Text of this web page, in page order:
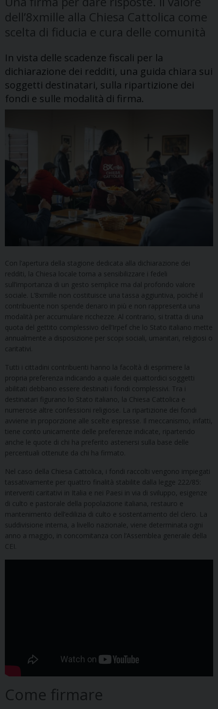
dell’8xmille alla Chiesa Cattolica come
scelta di fiducia e cura delle comunità
In vista delle scadenze fiscali per la
dichiarazione dei redditi, una guida chiara sui
soggetti destinatari, sulla ripartizione dei
fondi e sulle modalità di firma.
Con l’apertura della stagione dedicata alla dichiarazione dei
redditi, la Chiesa locale torna a sensibilizzare i fedeli
sull’importanza di un gesto semplice ma dal profondo valore
sociale. L’8xmille non costituisce una tassa aggiuntiva, poiché il
contribuente non spende denaro in più e non rappresenta una
modalità per accumulare ricchezze. Al contrario, si tratta di una
quota del gettito complessivo dell’Irpef che lo Stato italiano mette
annualmente a disposizione per scopi sociali, umanitari, religiosi o
caritativi.
Tutti i cittadini contribuenti hanno la facoltà di esprimere la
propria preferenza indicando a quale dei quattordici soggetti
abilitati debbano essere destinati i fondi complessivi. Tra i
destinatari figurano lo Stato italiano, la Chiesa Cattolica e
numerose altre confessioni religiose. La ripartizione dei fondi
avviene in proporzione alle scelte espresse. Il meccanismo, infatti,
tiene conto unicamente delle preferenze indicate, ripartendo
anche le quote di chi ha preferito astenersi sulla base delle
percentuali ottenute da chi ha firmato.
Nel caso della Chiesa Cattolica, i fondi raccolti vengono impiegati
tassativamente per quattro finalità stabilite dalla legge 222/85:
interventi caritativi in Italia e nei Paesi in via di sviluppo, esigenze
di culto e pastorale della popolazione italiana, restauro e
mantenimento dell’edilizia di culto e sostentamento del clero. La
suddivisione interna, a livello nazionale, viene determinata ogni
anno a maggio, in concomitanza con l’Assemblea generale della
CEI.
Come firmare